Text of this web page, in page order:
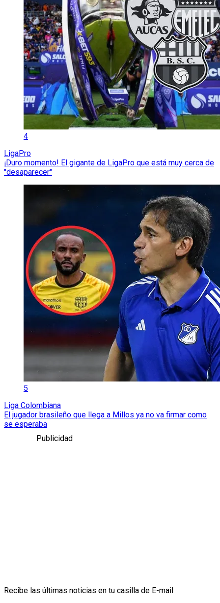
4
LigaPro
¡Duro momento! El gigante de LigaPro que está muy cerca de
"desaparecer"
5
Liga Colombiana
El jugador brasileño que llega a Millos ya no va firmar como
se esperaba
Publicidad
Recibe las últimas noticias en tu casilla de E-mail